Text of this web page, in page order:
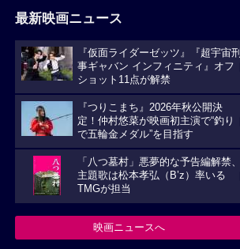
最新映画ニュース
『仮面ライダーゼッツ』『超宇宙刑
事ギャバン インフィニティ』オフ
ショット11点が解禁
『つりこまち』2026年秋公開決
定！仲村悠菜が映画初主演で“釣り
で五輪金メダル”を目指す
「八つ墓村」悪夢的な予告編解禁、
主題歌は松本孝弘（B’z）率いる
TMGが担当
映画ニュースへ